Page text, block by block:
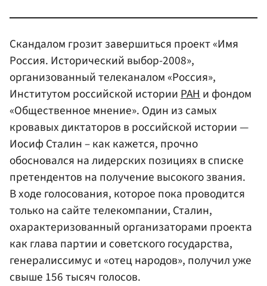
Скандалом грозит завершиться проект «Имя
Россия. Исторический выбор-2008»,
организованный телеканалом «Россия»,
Институтом российской истории РАН и фондом
«Общественное мнение». Один из самых
кровавых диктаторов в российской истории —
Иосиф Сталин – как кажется, прочно
обосновался на лидерских позициях в списке
претендентов на получение высокого звания.
В ходе голосования, которое пока проводится
только на сайте телекомпании, Сталин,
охарактеризованный организаторами проекта
как глава партии и советского государства,
генералиссимус и «отец народов», получил уже
свыше 156 тысяч голосов.